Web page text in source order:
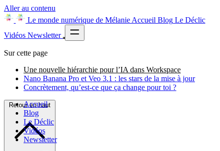
Aller au contenu
Le monde numérique de Mélanie Accueil Blog Le Déclic
Vidéos Newsletter
Accueil
Blog
Le Déclic
Vidéos
Newsletter
Sur cette page
Une nouvelle hiérarchie pour l’IA dans Workspace
Nano Banana Pro et Veo 3.1 : les stars de la mise à jour
Concrètement, qu’est-ce que ça change pour toi ?
Retour en haut